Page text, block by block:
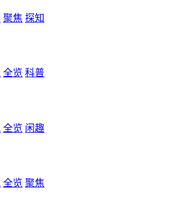
聚焦 探知
全览 科普
全览 闲趣
全览 聚焦